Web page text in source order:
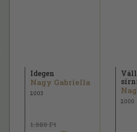
Idegen
Nagy Gabriella
2003
1.980 Ft
2000